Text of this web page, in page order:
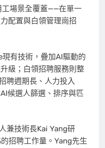
場景全覆蓋——在單一
配置與白領管理崗招
有技術，疊加AI驅動的
級；白領招聘服務則整
聘週期長、人力投入
候選人篩選、排序與匹
兼技術長Kai Yang研
招聘工作量。Yang先生